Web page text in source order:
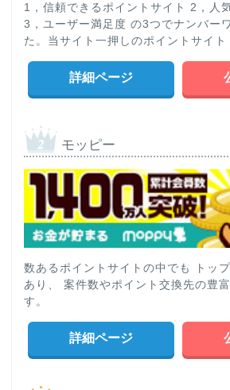
1，信頼できるポイントサイト 2，人
3，ユーザー満足度 の3つでナンバー
た。当サイト一押しのポイントサイト
詳細ページ
モッピー
数あるポイントサイトの中でも トッ
あり、 案件数やポイント交換先の豊
す。
詳細ページ